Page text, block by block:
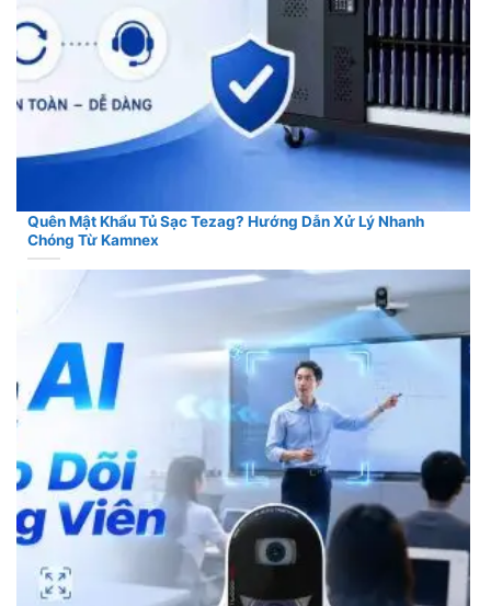
Quên Mật Khẩu Tủ Sạc Tezag? Hướng Dẫn Xử Lý Nhanh
Chóng Từ Kamnex